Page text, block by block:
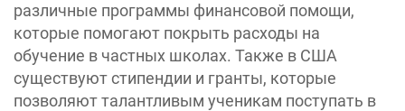
различные программы финансовой помощи,
которые помогают покрыть расходы на
обучение в частных школах. Также в США
существуют стипендии и гранты, которые
позволяют талантливым ученикам поступать в